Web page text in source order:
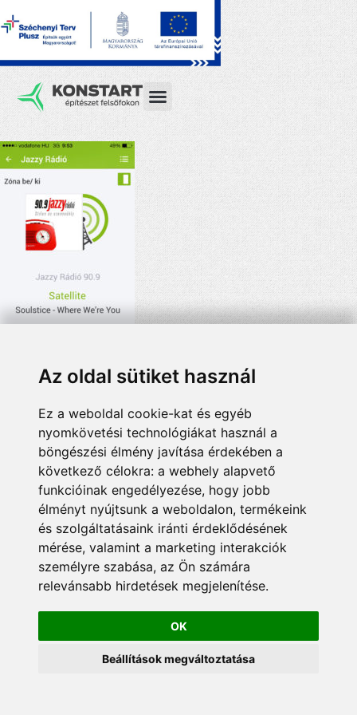
Az oldal sütiket használ
Ez a weboldal cookie-kat és egyéb
nyomkövetési technológiákat használ a
böngészési élmény javítása érdekében a
következő célokra: a webhely alapvető
funkcióinak engedélyezése, hogy jobb
élményt nyújtsunk a weboldalon, termékeink
és szolgáltatásaink iránti érdeklődésének
mérése, valamint a marketing interakciók
személyre szabása, az Ön számára
relevánsabb hirdetések megjelenítése.
OK
Beállítások megváltoztatása
© 2024 Minden jog
fenntartva. Konstart Kft.
Adatkezelési tájékoztató
Cégünkről
Kapcsolat